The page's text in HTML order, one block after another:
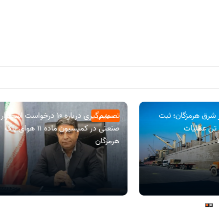
سیاسی
تصمیم‌گیری درباره ۱۰ درخواست استقرار
صنعتی در کمیسیون ماده ۱۱ هوای پاک
هرمزگان
شرق هرمزگان؛ ثبت
هزار تن عملیات